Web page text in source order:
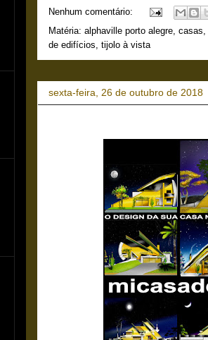
Nenhum comentário:
Matéria: alphaville porto alegre, casas,
de edifícios, tijolo à vista
sexta-feira, 26 de outubro de 2018